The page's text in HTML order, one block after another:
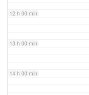
12 h 00 min
13 h 00 min
14 h 00 min